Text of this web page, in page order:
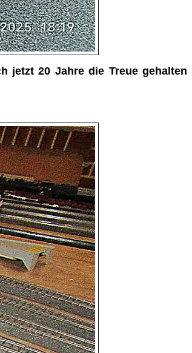
jetzt 20 Jahre die Treue gehalten